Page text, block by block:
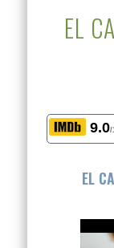
EL
9.0/
EL